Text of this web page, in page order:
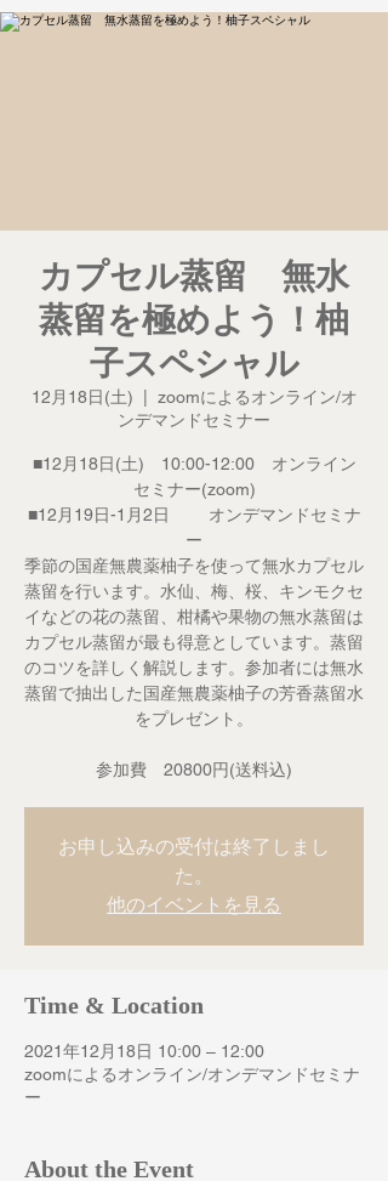
カプセル蒸留 無水
蒸留を極めよう！柚
子スペシャル
12月18日(土)
zoomによるオンライン/オ
ンデマンドセミナー
■12月18日(土) 10:00-12:00 オンライン
セミナー(zoom)
■12月19日-1月2日 オンデマンドセミナ
ー
季節の国産無農薬柚子を使って無水カプセル
蒸留を行います。水仙、梅、桜、キンモクセ
イなどの花の蒸留、柑橘や果物の無水蒸留は
カプセル蒸留が最も得意としています。蒸留
のコツを詳しく解説します。参加者には無水
蒸留で抽出した国産無農薬柚子の芳香蒸留水
をプレゼント。
参加費 20800円(送料込)
お申し込みの受付は終了しまし
た。
他のイベントを見る
Time & Location
2021年12月18日 10:00 – 12:00
zoomによるオンライン/オンデマンドセミナ
ー
About the Event